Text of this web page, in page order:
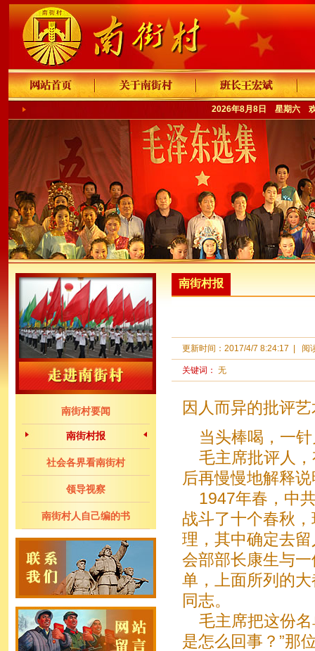
2026年8月8日 星期六
南街村要闻
南街村报
社会各界看南街村
领导视察
南街村人自己编的书
南街村报
更新时间： 2017/4/7 8:24:17 阅
关键词： 无
因人而异的批评艺
当头棒喝，一针
毛主席批评人，
后再慢慢地解释
1947年春，中
战斗了十个春秋
理，其中确定去
会部部长康生与
单，上面所列的
同志。
毛主席把这份名
是怎么回事？”那